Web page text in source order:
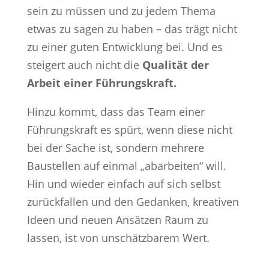
sein zu müssen und zu jedem Thema
etwas zu sagen zu haben – das trägt nicht
zu einer guten Entwicklung bei. Und es
steigert auch nicht die Qualität der
Arbeit einer Führungskraft.
Hinzu kommt, dass das Team einer
Führungskraft es spürt, wenn diese nicht
bei der Sache ist, sondern mehrere
Baustellen auf einmal „abarbeiten“ will.
Hin und wieder einfach auf sich selbst
zurückfallen und den Gedanken, kreativen
Ideen und neuen Ansätzen Raum zu
lassen, ist von unschätzbarem Wert.